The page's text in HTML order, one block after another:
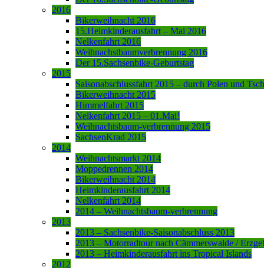
2016
Bikerweihnacht 2016
15.Heimkinderausfahrt – Mai 2016
Nelkenfahrt 2016
Weihnachstbaumverbrennung 2016
Der 15.Sachsenbike-Geburtstag
2015
Saisonabschlussfahrt 2015 – durch Polen und
Bikerweihnacht 2015
Himmelfahrt 2015
Nelkenfahrt 2015 – 01.Mai!
Weihnachtsbaum-verbrennung 2015
SachsenKrad 2015
2014
Weihnachtsmarkt 2014
Moppedrennen 2014
Bikerweihnacht 2014
Heimkinderausfahrt 2014
Nelkenfahrt 2014
2014 – Weihnachtsbaum-verbrennung
2013
2013 – Sachsenbike-Saisonabschluss 2013
2013 – Motorradtour nach Cämmerswalde /
2013 – Heimkinderausfahrt ins Tropical Islands
2012